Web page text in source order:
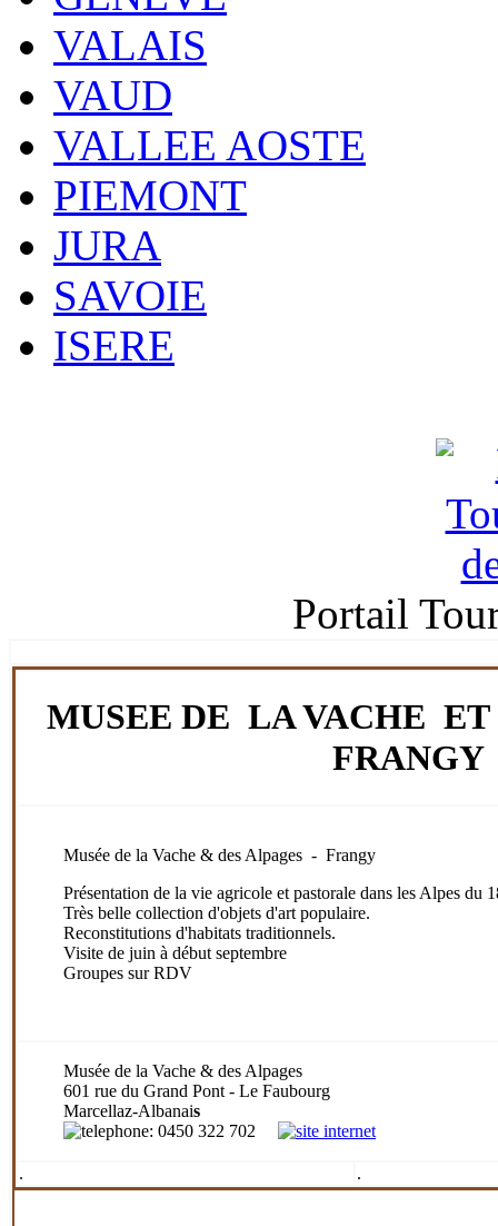
VALAIS
VAUD
VALLEE AOSTE
PIEMONT
JURA
SAVOIE
ISERE
Portail
MUSEE DE LA VACHE ET
FRANGY
Musée de la Vache & des Alpages - Frangy
Présentation de la vie agricole et pastorale dans les Alpes du
Très belle collection d'objets d'art populaire.
Reconstitutions d'habitats traditionnels.
Visite de juin à début septembre
Groupes sur RDV
Musée de la Vache & des Alpages
601 rue du Grand Pont - Le Faubourg
Marcellaz-Albanais
: 0450 322 702
. .